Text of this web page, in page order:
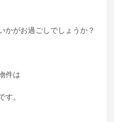
かがお過ごしでしょうか？
件は
す。